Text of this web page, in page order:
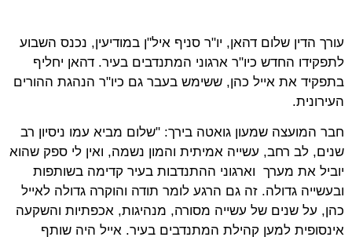
עורך הדין שלום דהאן, יו"ר סניף איל"ן במודיעין, נכנס השבוע
לתפקידו החדש כיו"ר ארגוני המתנדבים בעיר. דהאן יחליף
בתפקיד את אייל כהן, ששימש בעבר גם כיו"ר הנהגת ההורים
העירונית.
חבר המועצה שמעון גואטה בירך: "שלום מביא עמו ניסיון רב
שנים, לב רחב, עשייה אמיתית והמון נשמה, ואין לי ספק שהוא
יוביל את מערך וארגוני ההתנדבות בעיר קדימה בשותפות
ובעשייה גדולה. זה גם הרגע לומר תודה והוקרה גדולה לאייל
כהן, על שנים של עשייה מסורה, מנהיגות, אכפתיות והשקעה
אינסופית למען קהילת המתנדבים בעיר. אייל היה שותף